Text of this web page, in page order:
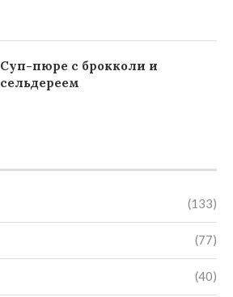
Суп-пюре с брокколи и
сельдереем
(133)
(77)
(40)